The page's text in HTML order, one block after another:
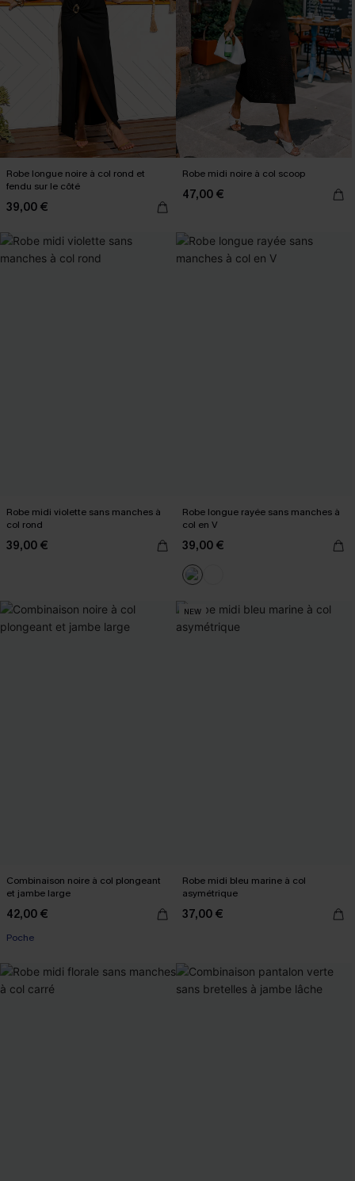
Robe longue noire à col rond et
fendu sur le côté
39,00 €
Robe midi noire à col scoop
47,00 €
Robe midi violette sans manches à
col rond
39,00 €
Robe longue rayée sans manches à
col en V
39,00 €
Combinaison noire à col plongeant
et jambe large
42,00 €
Poche
NEW
Robe midi bleu marine à col
asymétrique
37,00 €